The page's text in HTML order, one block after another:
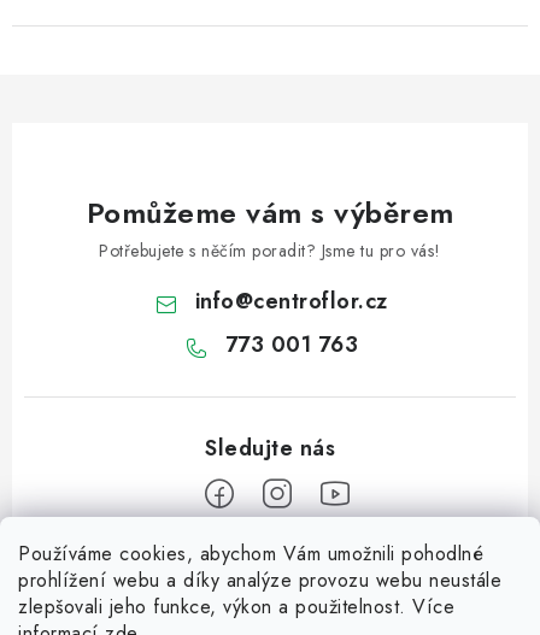
Používáme cookies, abychom Vám umožnili pohodlné
prohlížení webu a díky analýze provozu webu neustále
zlepšovali jeho funkce, výkon a použitelnost. Více
Pomůžeme vám s výběrem
Potřebujete s něčím poradit? Jsme tu pro vás!
info@centroflor.cz
773 001 763
Informace pro vás